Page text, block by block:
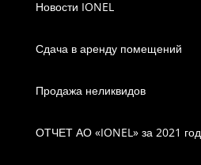
Новости IONEL
Сдача в аренду помещений
Продажа неликвидов
ОТЧЕТ АО «IONEL» за 2021 год